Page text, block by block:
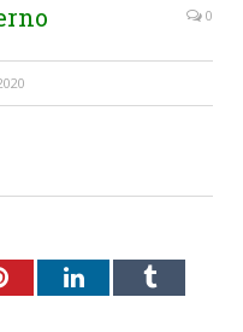
0
PinterestLinkedInTumblr